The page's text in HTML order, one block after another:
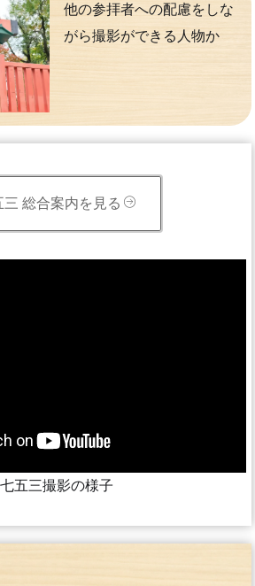
他の参拝者への配慮をしな
がら撮影ができる人物か
三 総合案内を見る
七五三撮影の様子